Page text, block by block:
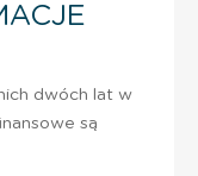
dwóch lat w
są